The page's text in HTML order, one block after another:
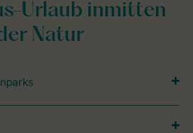
Urlaub inmitten
Natur